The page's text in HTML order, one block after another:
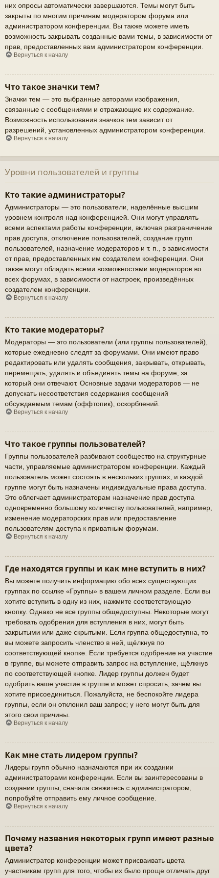
них опросы автоматически завершаются. Темы могут быть
закрыты по многим причинам модератором форума или
администратором конференции. Вы также можете иметь
возможность закрывать созданные вами темы, в зависимости от
прав, предоставленных вам администратором конференции.
Вернуться к началу
Что такое значки тем?
Значки тем — это выбранные авторами изображения,
связанные с сообщениями и отражающие их содержание.
Возможность использования значков тем зависит от
разрешений, установленных администратором конференции.
Вернуться к началу
Уровни пользователей и группы
Кто такие администраторы?
Администраторы — это пользователи, наделённые высшим
уровнем контроля над конференцией. Они могут управлять
всеми аспектами работы конференции, включая разграничение
прав доступа, отключение пользователей, создание групп
пользователей, назначение модераторов и т. п., в зависимости
от прав, предоставленных им создателем конференции. Они
также могут обладать всеми возможностями модераторов во
всех форумах, в зависимости от настроек, произведённых
создателем конференции.
Вернуться к началу
Кто такие модераторы?
Модераторы — это пользователи (или группы пользователей),
которые ежедневно следят за форумами. Они имеют право
редактировать или удалять сообщения, закрывать, открывать,
перемещать, удалять и объединять темы на форуме, за
который они отвечают. Основные задачи модераторов — не
допускать несоответствия содержания сообщений
обсуждаемым темам (оффтопик), оскорблений.
Вернуться к началу
Что такое группы пользователей?
Группы пользователей разбивают сообщество на структурные
части, управляемые администратором конференции. Каждый
пользователь может состоять в нескольких группах, и каждой
группе могут быть назначены индивидуальные права доступа.
Это облегчает администраторам назначение прав доступа
одновременно большому количеству пользователей, например,
изменение модераторских прав или предоставление
пользователям доступа к приватным форумам.
Вернуться к началу
Где находятся группы и как мне вступить в них?
Вы можете получить информацию обо всех существующих
группах по ссылке «Группы» в вашем личном разделе. Если вы
хотите вступить в одну из них, нажмите соответствующую
кнопку. Однако не все группы общедоступны. Некоторые могут
требовать одобрения для вступления в них, могут быть
закрытыми или даже скрытыми. Если группа общедоступна, то
вы можете запросить членство в ней, щёлкнув по
соответствующей кнопке. Если требуется одобрение на участие
в группе, вы можете отправить запрос на вступление, щёлкнув
по соответствующей кнопке. Лидер группы должен будет
одобрить ваше участие в группе и может спросить, зачем вы
хотите присоединиться. Пожалуйста, не беспокойте лидера
группы, если он отклонил ваш запрос; у него могут быть для
этого свои причины.
Вернуться к началу
Как мне стать лидером группы?
Лидеры групп обычно назначаются при их создании
администраторами конференции. Если вы заинтересованы в
создании группы, сначала свяжитесь с администратором;
попробуйте отправить ему личное сообщение.
Вернуться к началу
Почему названия некоторых групп имеют разные
цвета?
Администратор конференции может присваивать цвета
участникам групп для того, чтобы их было проще отличать друг